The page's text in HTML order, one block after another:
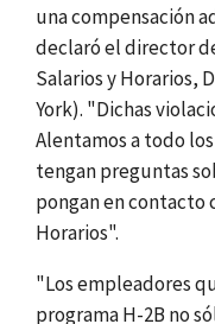
una compensación
declaró el director
Salarios y Horarios,
York). "Dichas
Alentamos a todo
tengan preguntas
pongan en contacto
Horarios".
"Los empleadores
programa H-2B no